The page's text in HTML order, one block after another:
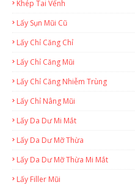
Khép Tai Vểnh
Lấy Sụn Mũi Cũ
Lấy Chỉ Căng Chỉ
Lấy Chỉ Căng Mũi
Lấy Chỉ Căng Nhiễm Trùng
Lấy Chỉ Nâng Mũi
Lấy Da Dư Mi Mắt
Lấy Da Dư Mỡ Thừa
Lấy Da Dư Mỡ Thừa Mi Mắt
Lấy Filler Mũi